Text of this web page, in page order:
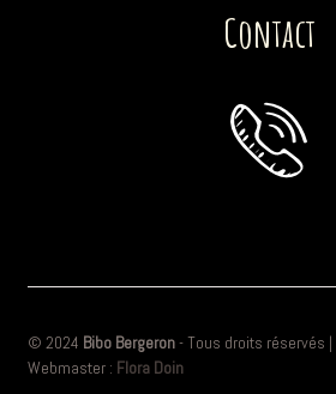
Contact
© 2024 Bibo Bergeron- Tous droits réservés |
Webmaster : Flora Doin